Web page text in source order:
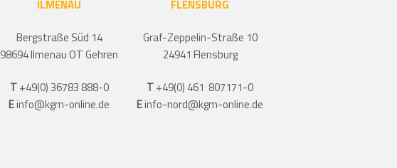
ILMENAU
Bergstraße Süd 14
98694 Ilmenau OT Gehren
T +49(0) 36783 888-0
E info@kgm-online.de
FLENSBURG
Graf-Zeppelin-Straße 10
24941 Flensburg
T +49(0) 461 807171-0
E info-nord@kgm-online.de